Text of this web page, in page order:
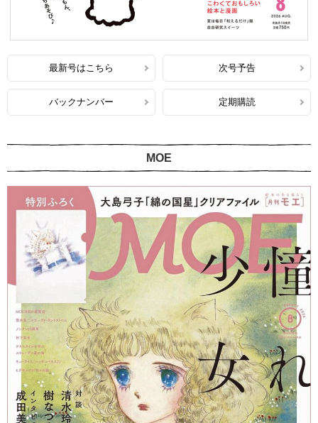
最新号はこちら 次号予告
バックナンバー 定期購読
MOE